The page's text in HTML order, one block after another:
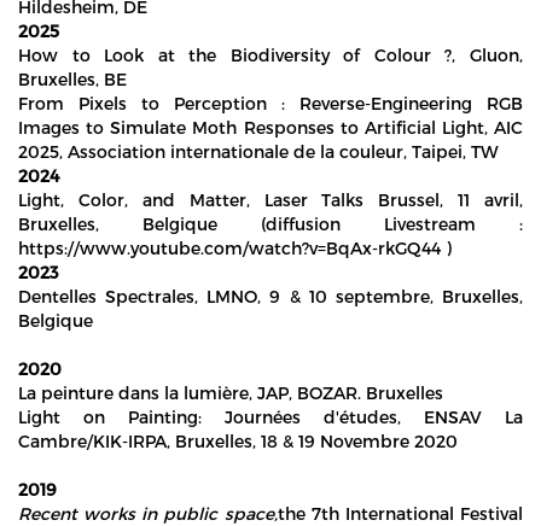
Hildesheim, DE
2025
How to Look at the Biodiversity of Colour ?, Gluon,
Bruxelles, BE
From Pixels to Perception : Reverse-Engineering RGB
Images to Simulate Moth Responses to Artificial Light, AIC
2025, Association internationale de la couleur, Taipei, TW
2024
Light, Color, and Matter, Laser Talks Brussel, 11 avril,
Bruxelles, Belgique (diffusion Livestream :
https://www.youtube.com/watch?v=BqAx-rkGQ44 )
2023
Dentelles Spectrales, LMNO, 9 & 10 septembre, Bruxelles,
Belgique
2020
La peinture dans la lumière, JAP, BOZAR. Bruxelles
Light on Painting: Journées d'études, ENSAV La
Cambre/KIK-IRPA, Bruxelles, 18 & 19 Novembre 2020
2019
Recent works in public space,the 7th International Festival